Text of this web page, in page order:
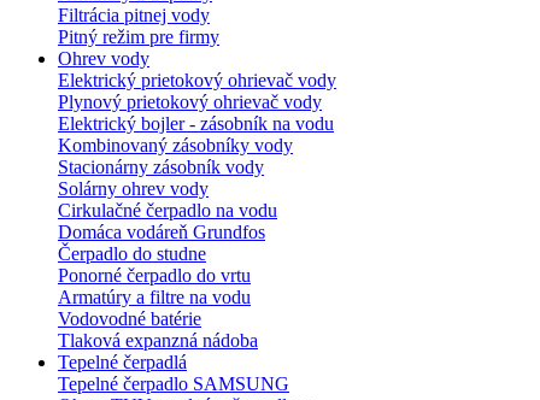
Filtrácia pitnej vody
Pitný režim pre firmy
Ohrev vody
Elektrický prietokový ohrievač vody
Plynový prietokový ohrievač vody
Elektrický bojler - zásobník na vodu
Kombinovaný zásobníky vody
Stacionárny zásobník vody
Solárny ohrev vody
Cirkulačné čerpadlo na vodu
Domáca vodáreň Grundfos
Čerpadlo do studne
Ponorné čerpadlo do vrtu
Armatúry a filtre na vodu
Vodovodné batérie
Tlaková expanzná nádoba
Tepelné čerpadlá
Tepelné čerpadlo SAMSUNG